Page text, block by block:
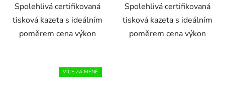
Spolehlivá certifikovaná
tisková kazeta s ideálním
poměrem cena výkon
Spolehlivá certifikovaná
tisková kazeta s ideálním
poměrem cena výkon
VÍCE ZA MÉNĚ